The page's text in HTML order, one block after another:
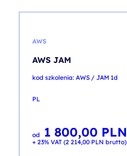
AWS
AWS JAM
kod szkolenia: AWS / JAM 1d
PL
od 1 800,00 PLN
+ 23% VAT (2 214,00 PLN brutto)